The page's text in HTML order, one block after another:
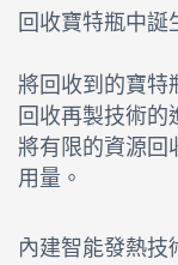
回收寶特瓶中誕
將回收到的寶特
回收再製技術的
將有限的資源回
用量。
內建智能發熱技